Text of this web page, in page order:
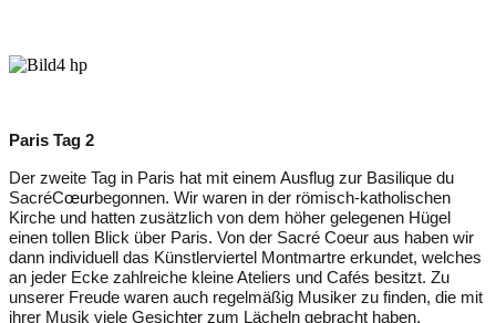
Paris Tag 2
Der zweite Tag in Paris hat mit einem Ausflug zur Basilique du
SacréCœurbegonnen. Wir waren in der römisch-katholischen
Kirche und hatten zusätzlich von dem höher gelegenen Hügel
einen tollen Blick über Paris. Von der Sacré Coeur aus haben wir
dann individuell das Künstlerviertel Montmartre erkundet, welches
an jeder Ecke zahlreiche kleine Ateliers und Cafés besitzt. Zu
unserer Freude waren auch regelmäßig Musiker zu finden, die mit
ihrer Musik viele Gesichter zum Lächeln gebracht haben.